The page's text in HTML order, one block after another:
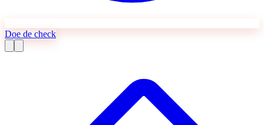
Doe de check